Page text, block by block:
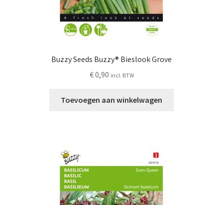
Buzzy Seeds Buzzy® Bieslook Grove
€0,90 incl. BTW
Toevoegen aan winkelwagen